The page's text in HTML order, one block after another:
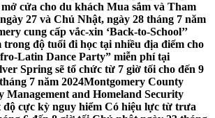
cửa cho du khách Mua sắm và Tham
27 và Chủ Nhật, ngày 28 tháng 7 năm
cung cấp vắc-xin ‘Back-to-School’’
trong độ tuổi đi học tại nhiều địa điểm cho
Latin Dance Party” miễn phí tại
Spring sẽ tổ chức từ 7 giờ tối cho đến 9
7 năm 2024Montgomery County
Management and Homeland Security
độ cực kỳ nguy hiểm Có hiệu lực từ trưa